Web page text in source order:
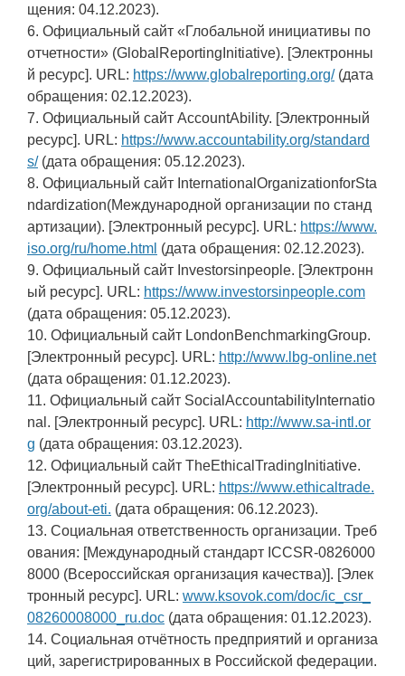
щения: 04.12.2023).
6. Официальный сайт «Глобальной инициативы по
отчетности» (GlobalReportingInitiative). [Электронны
й ресурс]. URL: https://www.globalreporting.org/(дата
обращения: 02.12.2023).
7. Официальный сайт AccountAbility. [Электронный
ресурс]. URL: https://www.accountability.org/standard
s/(дата обращения: 05.12.2023).
8. Официальный сайт InternationalOrganizationforSta
ndardization(Международной организации по станд
артизации). [Электронный ресурс]. URL: https://www.
iso.org/ru/home.html (дата обращения: 02.12.2023).
9. Официальный сайт Investorsinpeople. [Электронн
ый ресурс]. URL: https://www.investorsinpeople.com
(дата обращения: 05.12.2023).
10. Официальный сайт LondonBenchmarkingGroup.
[Электронный ресурс]. URL: http://www.lbg-online.net
(дата обращения: 01.12.2023).
11. Официальный сайт SocialAccountabilityInternatio
nal. [Электронный ресурс]. URL: http://www.sa-intl.or
g (дата обращения: 03.12.2023).
12. Официальный сайт TheEthicalTradingInitiative.
[Электронный ресурс]. URL: https://www.ethicaltrade.
org/about-eti. (дата обращения: 06.12.2023).
13. Социальная ответственность организации. Треб
ования: [Международный стандарт ICCSR-0826000
8000 (Всероссийская организация качества)]. [Элек
тронный ресурс]. URL: www.ksovok.com/doc/ic_csr_
08260008000_ru.doc (дата обращения: 01.12.2023).
14. Социальная отчётность предприятий и организа
ций, зарегистрированных в Российской федерации.